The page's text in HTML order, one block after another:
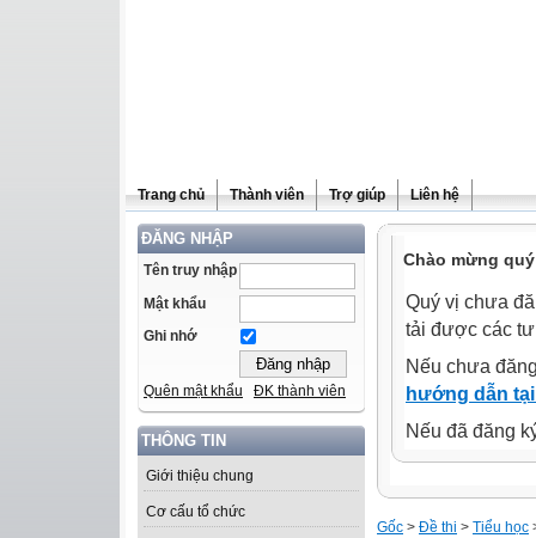
Trang chủ Thành viên Trợ giúp Liên hệ
ĐĂNG NHẬP
Tên truy nhập
Mật khẩu
Ghi nhớ
Quên mật khẩu ĐK thành viên
THÔNG TIN
Giới thiệu chung
Cơ cấu tổ chức
Chào mừng
Quý vị chưa
tải được các
Nếu chưa
hướng dẫn
Nếu đã đăng
Gốc > Đề thi > Tiểu học